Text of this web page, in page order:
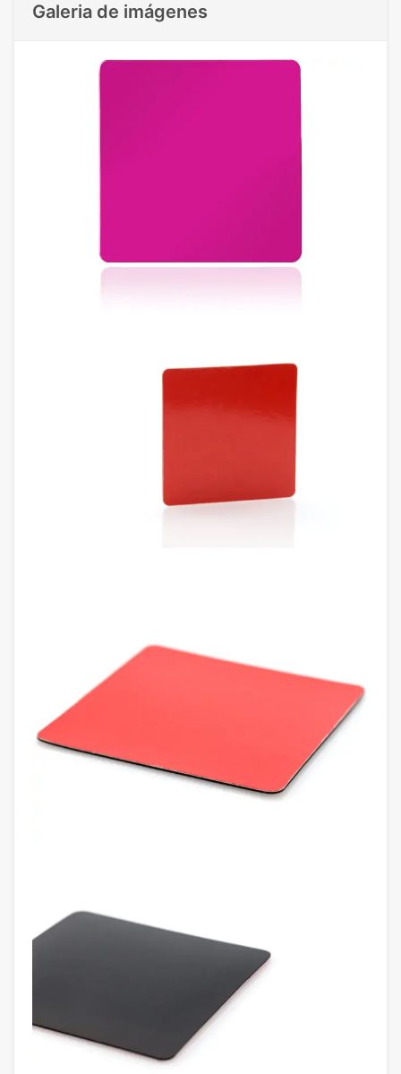
Galeria de imágenes